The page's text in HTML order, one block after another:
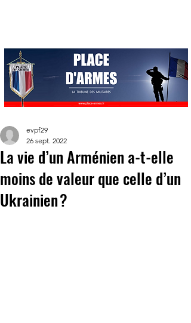
La vie d’un Arménien a-t-elle
moins de valeur que celle d’un
Ukrainien ?
evpf29
26 sept. 2022